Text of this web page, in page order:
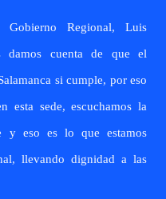
Regional, Luis
damos cuenta de que el
si cumple, por eso
esta sede, escuchamos la
y eso es lo que estamos
llevando dignidad a las